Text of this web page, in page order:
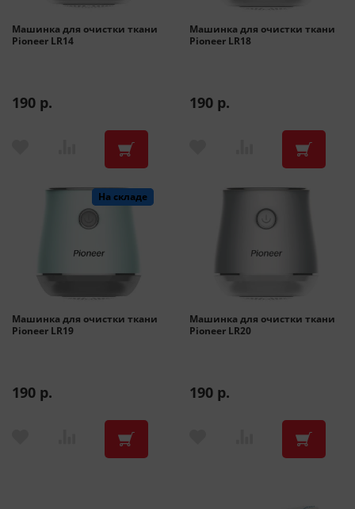
Машинка для очистки ткани
Pioneer LR14
190 р.
Машинка для очистки ткани
Pioneer LR18
190 р.
На складе
На складе
Машинка для очистки ткани
Pioneer LR19
190 р.
Машинка для очистки ткани
Pioneer LR20
190 р.
Помощь
Подарочные сертификаты
Бонусная программа